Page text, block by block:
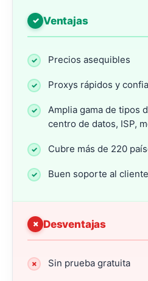
Ventajas
Precios asequibles
Proxys rápidos y
Amplia gama de tipos
centro de datos, ISP,
Cubre más de 220
Buen soporte al cliente
Desventajas
Sin prueba gratuita